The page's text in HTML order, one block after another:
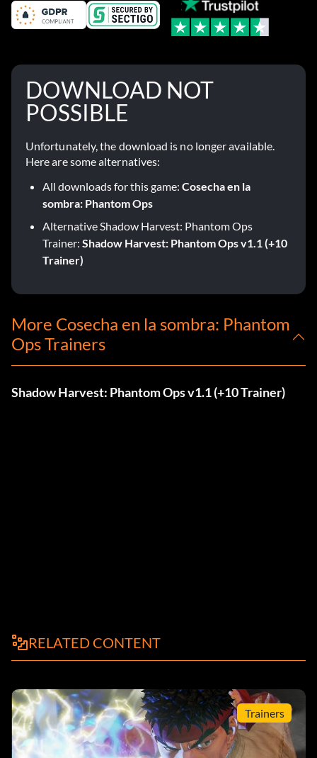
DOWNLOAD NOT
POSSIBLE
Unfortunately, the download is no longer available.
Here are some alternatives:
All downloads for this game: Cosecha en la
sombra: Phantom Ops
Alternative Shadow Harvest: Phantom Ops
Trainer: Shadow Harvest: Phantom Ops v1.1 (+10
Trainer)
More Cosecha en la sombra: Phantom
Ops Trainers
Shadow Harvest: Phantom Ops v1.1 (+10 Trainer)
RELATED CONTENT
Trainers